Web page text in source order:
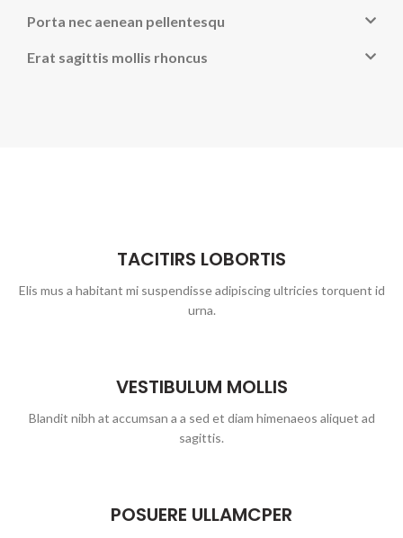
Porta nec aenean pellentesqu
Erat sagittis mollis rhoncus
TACITIRS LOBORTIS
Elis mus a habitant mi suspendisse adipiscing ultricies torquent id
urna.
VESTIBULUM MOLLIS
Blandit nibh at accumsan a a sed et diam himenaeos aliquet ad
sagittis.
POSUERE ULLAMCPER